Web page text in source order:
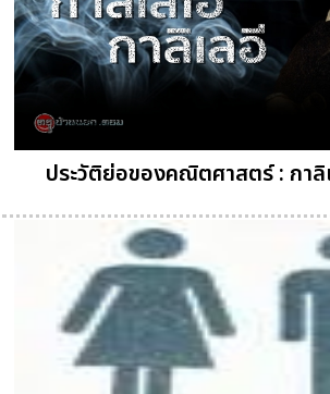
ประวัติย่อของคณิตศาสตร์ : กาลิ